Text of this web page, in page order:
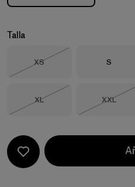
Talla
Talla
XS
Talla
S
Talla
XL
Talla
XXL